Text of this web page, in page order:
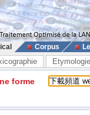
Corpus
Etymologie
forme